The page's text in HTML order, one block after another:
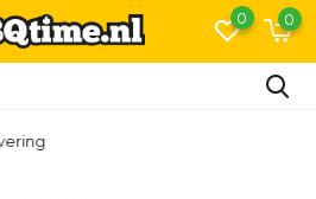
0 0
vanaf €150,- (NL)*